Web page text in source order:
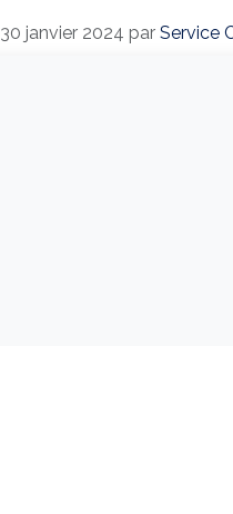
30 janvier 2024 par Service